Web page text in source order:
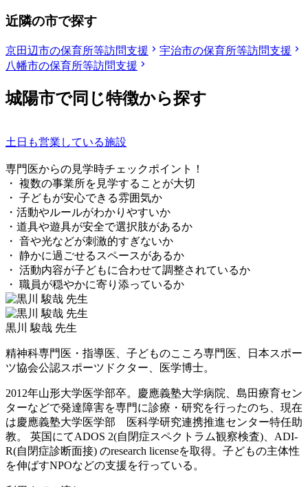
近隣の市で探す
京田辺市の保育所等訪問支援
宇治市の保育所等訪問支援
八幡市の保育所等訪問支援
城陽市で同じ特徴から探す
土日も営業している施設
専門医からの見学時チェックポイント！
・ 複数の事業所を見学することが大切
・ 子どもが安心できる雰囲気か
・活動やルールがわかりやすいか
・道具や遊具が安全で選択肢があるか
・ 音や光などが刺激的すぎないか
・ 静かに過ごせるスペースがあるか
・ 活動内容が子どもに合わせて調整されているか
・ 職員が穏やかに寄り添っているか
黒川 駿哉 先生
精神科専門医・指導医、子どものこころ専門医、日本スポー
ツ協会公認スポーツドクター、医学博士。
2012年山形大学医学部卒。慶應義塾大学病院、島田療育セン
ターなどで発達障害を専門に診療・研究を行ったのち、現在
は慶應義塾大学医学部 医科学研究連携推進センター特任助
教。 英国にてADOS 2(自閉症スペクトラム観察検査)、ADI-
R(自閉症診断面接) のresearch licenseを取得。子どもの主体性
を伸ばすNPOなどの支援を行っている。